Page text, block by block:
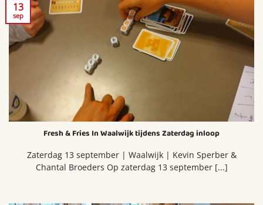
Fresh & Fries In Waalwijk tijdens Zaterdag inloop
Zaterdag 13 september | Waalwijk | Kevin Sperber &
Chantal Broeders Op zaterdag 13 september [...]
13
sep